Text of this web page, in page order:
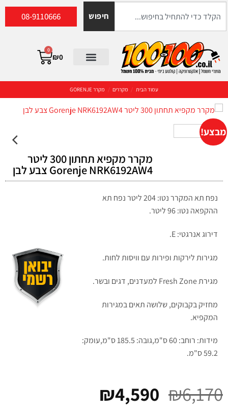
חיפוש 08-9110666
₪0
0
עמוד הבית / מקררים / מקרר GORENJE
מבצע!
מקרר מקפיא תחתון 300 ליטר
Gorenje NRK6192AW4 צבע לבן
נפח תא המקרר נטו: 204 ליטר נפח תא
ההקפאה נטו: 96 ליטר.
דירוג אנרגטי: E.
מגירות לירקות ופירות עם וויסות לחות.
מגירת Fresh Zone למעדנים, דגים ובשר.
מחזיק בקבוקים, שלושה תאים במגירות
המקפיא.
מידות: רוחב: 60 ס"מ,גובה: 185.5 ס"מ,עומק:
59.2 ס"מ.
₪6,170
₪4,590